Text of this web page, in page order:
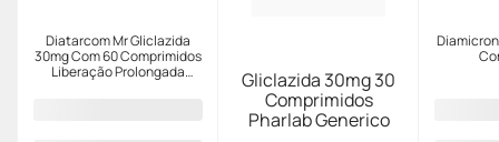
Diatarcom Mr Gliclazida
30mg Com 60 Comprimidos
Liberação Prolongada
Gliclazida 30mg 30
Comprimidos
Pharlab Generico